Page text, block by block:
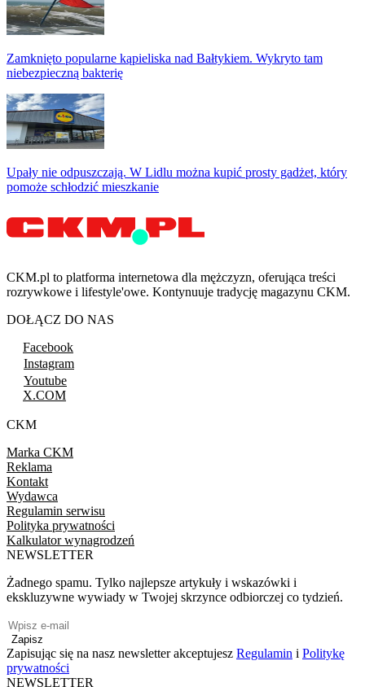
Zamknięto popularne kąpieliska nad Bałtykiem. Wykryto tam
niebezpieczną bakterię
Upały nie odpuszczają. W Lidlu można kupić prosty gadżet, który
pomoże schłodzić mieszkanie
CKM.pl to platforma internetowa dla mężczyzn, oferująca treści
rozrywkowe i lifestyle'owe. Kontynuuje tradycję magazynu CKM.
DOŁĄCZ DO NAS
Facebook
Instagram
Youtube
X.COM
CKM
Marka CKM
Reklama
Kontakt
Wydawca
Regulamin serwisu
Polityka prywatności
Kalkulator wynagrodzeń
NEWSLETTER
Żadnego spamu. Tylko najlepsze artykuły i wskazówki i
ekskluzywne wywiady w Twojej skrzynce odbiorczej co tydzień.
Zapisz
Zapisując się na nasz newsletter akceptujesz Regulamin i Politykę
prywatności
NEWSLETTER